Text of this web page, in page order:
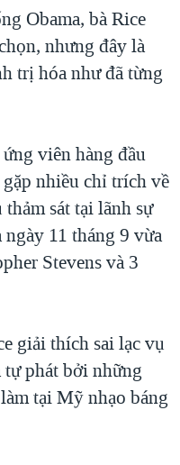
Obama, bà Rice
nhưng đây là
trị hóa như đã từng
viên hàng đầu
nhiều chỉ trích về
sát tại lãnh sự
11 tháng 9 vừa
Stevens và 3
giải thích sai lạc vụ
tự phát bởi những
tại Mỹ nhạo báng